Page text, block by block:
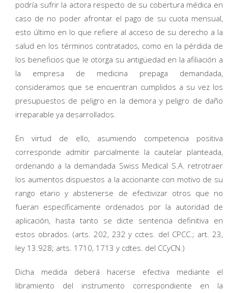
podría sufrir la actora respecto de su cobertura médica en
caso de no poder afrontar el pago de su cuota mensual,
esto último en lo que refiere al acceso de su derecho a la
salud en los términos contratados, como en la pérdida de
los beneficios que le otorga su antigüedad en la afiliación a
la empresa de medicina prepaga demandada,
consideramos que se encuentran cumplidos a su vez los
presupuestos de peligro en la demora y peligro de daño
irreparable ya desarrollados.
En virtud de ello, asumiendo competencia positiva
corresponde admitir parcialmente la cautelar planteada,
ordenando a la demandada Swiss Medical S.A. retrotraer
los aumentos dispuestos a la accionante con motivo de su
rango etario y abstenerse de efectivizar otros que no
fueran específicamente ordenados por la autoridad de
aplicación, hasta tanto se dicte sentencia definitiva en
estos obrados. (arts. 202, 232 y cctes. del CPCC.; art. 23,
ley 13.928; arts. 1710, 1713 y cdtes. del CCyCN.)
Dicha medida deberá hacerse efectiva mediante el
libramiento del instrumento correspondiente en la